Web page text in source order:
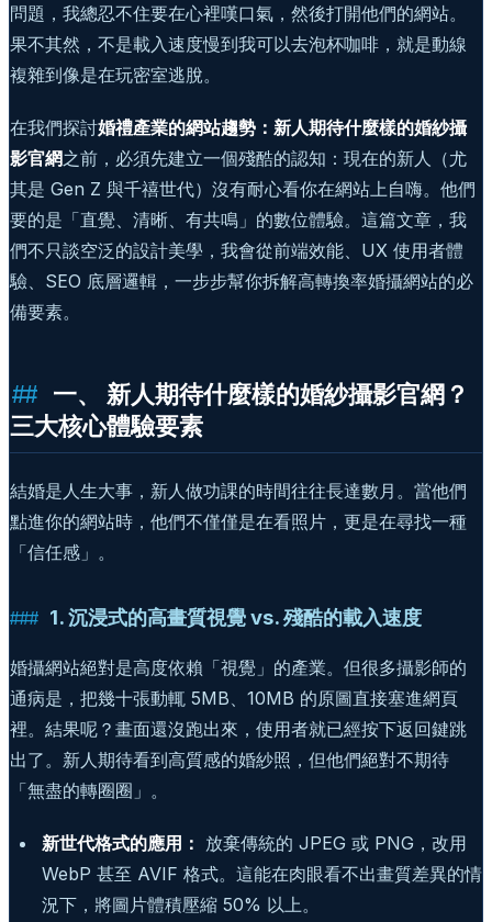
問題，我總忍不住要在心裡嘆口氣，然後打開他們的網站。
果不其然，不是載入速度慢到我可以去泡杯咖啡，就是動線
複雜到像是在玩密室逃脫。
在我們探討婚禮產業的網站趨勢：新人期待什麼樣的婚紗攝
影官網之前，必須先建立一個殘酷的認知：現在的新人（尤
其是 Gen Z 與千禧世代）沒有耐心看你在網站上自嗨。他們
要的是「直覺、清晰、有共鳴」的數位體驗。這篇文章，我
們不只談空泛的設計美學，我會從前端效能、UX 使用者體
驗、SEO 底層邏輯，一步步幫你拆解高轉換率婚攝網站的必
備要素。
一、 新人期待什麼樣的婚紗攝影官網？
三大核心體驗要素
結婚是人生大事，新人做功課的時間往往長達數月。當他們
點進你的網站時，他們不僅僅是在看照片，更是在尋找一種
「信任感」。
1. 沉浸式的高畫質視覺 vs. 殘酷的載入速度
婚攝網站絕對是高度依賴「視覺」的產業。但很多攝影師的
通病是，把幾十張動輒 5MB、10MB 的原圖直接塞進網頁
裡。結果呢？畫面還沒跑出來，使用者就已經按下返回鍵跳
出了。新人期待看到高質感的婚紗照，但他們絕對不期待
「無盡的轉圈圈」。
新世代格式的應用： 放棄傳統的 JPEG 或 PNG，改用
WebP 甚至 AVIF 格式。這能在肉眼看不出畫質差異的情
況下，將圖片體積壓縮 50% 以上。